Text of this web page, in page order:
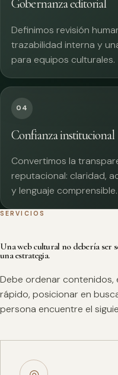
Gobernanza editorial
Definimos revisión
trazabilidad interna y
para equipos culturales.
04
Confianza institucional
Convertimos la
reputacional: claridad,
y lenguaje comprensible.
SERVICIOS
Una web cultural no debería ser
una estrategia.
Debe ordenar contenidos,
rápido, posicionar en
persona encuentre el